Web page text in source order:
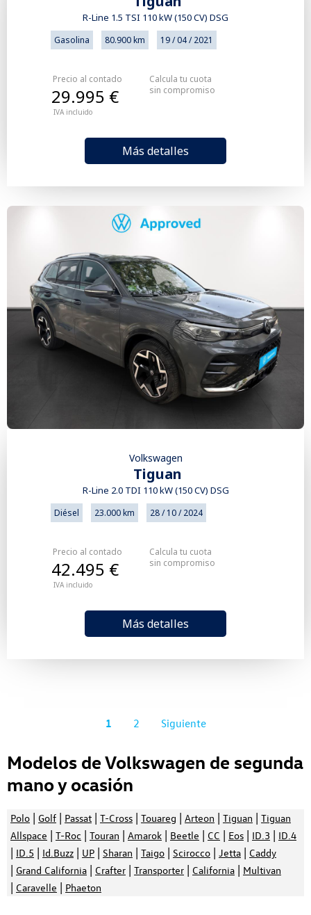
R-Line 1.5 TSI 110 kW (150 CV) DSG
Gasolina 80.900 km 19 / 04 / 2021
Precio al contado
IVA incluido
29.995 €
Más detalles
Calcula tu cuota
sin compromiso
Volkswagen
Tiguan
R-Line 2.0 TDI 110 kW (150 CV) DSG
Diésel 23.000 km 28 / 10 / 2024
Precio al contado
IVA incluido
42.495 €
Más detalles
Calcula tu cuota
sin compromiso
1 2 Siguiente
Modelos de Volkswagen de segunda
mano y ocasión
Polo | Golf | Passat | T-Cross | Touareg | Arteon | Tiguan | Tiguan
Allspace | T-Roc | Touran | Amarok | Beetle | CC | Eos | ID.3 | ID.4
| ID.5 | Id.Buzz | UP | Sharan | Taigo | Scirocco | Jetta | Caddy
| Grand California | Crafter | Transporter | California | Multivan
| Caravelle | Phaeton